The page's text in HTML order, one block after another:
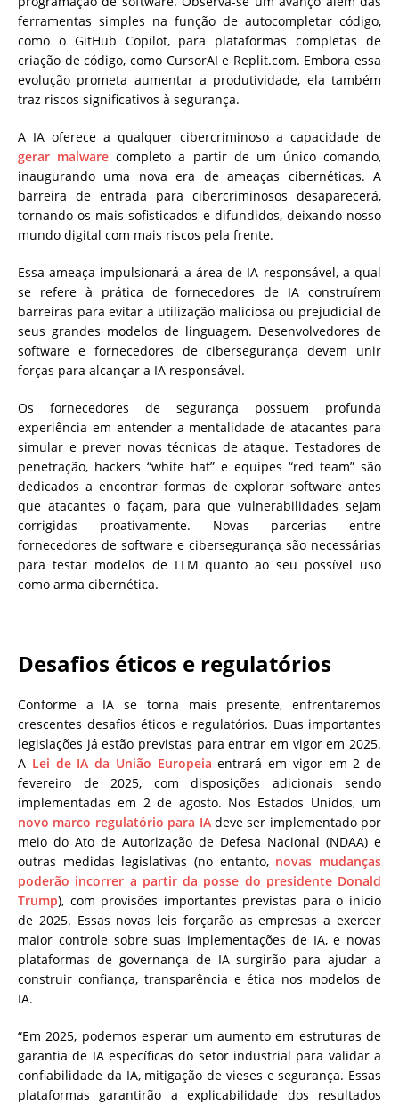
ferramentas simples na função de autocompletar código,
como o GitHub Copilot, para plataformas completas de
criação de código, como CursorAI e Replit.com. Embora essa
evolução prometa aumentar a produtividade, ela também
traz riscos significativos à segurança.
A IA oferece a qualquer cibercriminoso a capacidade de
gerar malware completo a partir de um único comando,
inaugurando uma nova era de ameaças cibernéticas. A
barreira de entrada para cibercriminosos desaparecerá,
tornando-os mais sofisticados e difundidos, deixando nosso
mundo digital com mais riscos pela frente.
Essa ameaça impulsionará a área de IA responsável, a qual
se refere à prática de fornecedores de IA construírem
barreiras para evitar a utilização maliciosa ou prejudicial de
seus grandes modelos de linguagem. Desenvolvedores de
software e fornecedores de cibersegurança devem unir
forças para alcançar a IA responsável.
Os fornecedores de segurança possuem profunda
experiência em entender a mentalidade de atacantes para
simular e prever novas técnicas de ataque. Testadores de
penetração, hackers “white hat” e equipes “red team” são
dedicados a encontrar formas de explorar software antes
que atacantes o façam, para que vulnerabilidades sejam
corrigidas proativamente. Novas parcerias entre
fornecedores de software e cibersegurança são necessárias
para testar modelos de LLM quanto ao seu possível uso
como arma cibernética.
Desafios éticos e regulatórios
Conforme a IA se torna mais presente, enfrentaremos
crescentes desafios éticos e regulatórios. Duas importantes
legislações já estão previstas para entrar em vigor em 2025.
A Lei de IA da União Europeia entrará em vigor em 2 de
fevereiro de 2025, com disposições adicionais sendo
implementadas em 2 de agosto. Nos Estados Unidos, um
novo marco regulatório para IAdeve ser implementado por
meio do Ato de Autorização de Defesa Nacional (NDAA) e
outras medidas legislativas (no entanto, novas mudanças
poderão incorrer a partir da posse do presidente Donald
Trump), com provisões importantes previstas para o início
de 2025. Essas novas leis forçarão as empresas a exercer
maior controle sobre suas implementações de IA, e novas
plataformas de governança de IA surgirão para ajudar a
construir confiança, transparência e ética nos modelos de
IA.
“Em 2025, podemos esperar um aumento em estruturas de
garantia de IA específicas do setor industrial para validar a
confiabilidade da IA, mitigação de vieses e segurança. Essas
plataformas garantirão a explicabilidade dos resultados